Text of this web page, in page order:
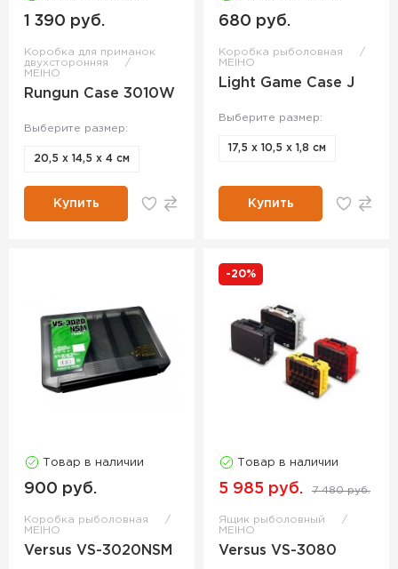
1 390 руб.
Коробка для приманок
двухсторонняя
MEIHO
Rungun Case 3010W
Выберите размер:
20,5 х 14,5 х 4 см
Купить
680 руб.
Коробка рыболовная
MEIHO
Light Game Case J
Выберите размер:
17,5 x 10,5 x 1,8 см
Купить
Товар в наличии
900 руб.
Коробка рыболовная
MEIHO
Versus VS-3020NSM
-20%
Товар в наличии
5 985 руб. 7 480 руб.
Ящик рыболовный
MEIHO
Versus VS-3080